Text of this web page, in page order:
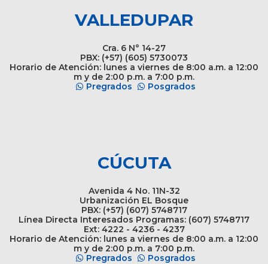
VALLEDUPAR
Cra. 6 N° 14-27
PBX: (+57) (605) 5730073
Horario de Atención: lunes a viernes de 8:00 a.m. a 12:00
m y de 2:00 p.m. a 7:00 p.m.
Pregrados
Posgrados
CÚCUTA
Avenida 4 No. 11N-32
Urbanización EL Bosque
PBX: (+57) (607) 5748717
Línea Directa Interesados Programas: (607) 5748717
Ext: 4222 - 4236 - 4237
Horario de Atención: lunes a viernes de 8:00 a.m. a 12:00
m y de 2:00 p.m. a 7:00 p.m.
Pregrados
Posgrados